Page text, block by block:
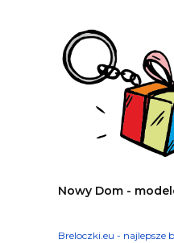
Nowy Dom -
Breloczki.eu - najlepsze